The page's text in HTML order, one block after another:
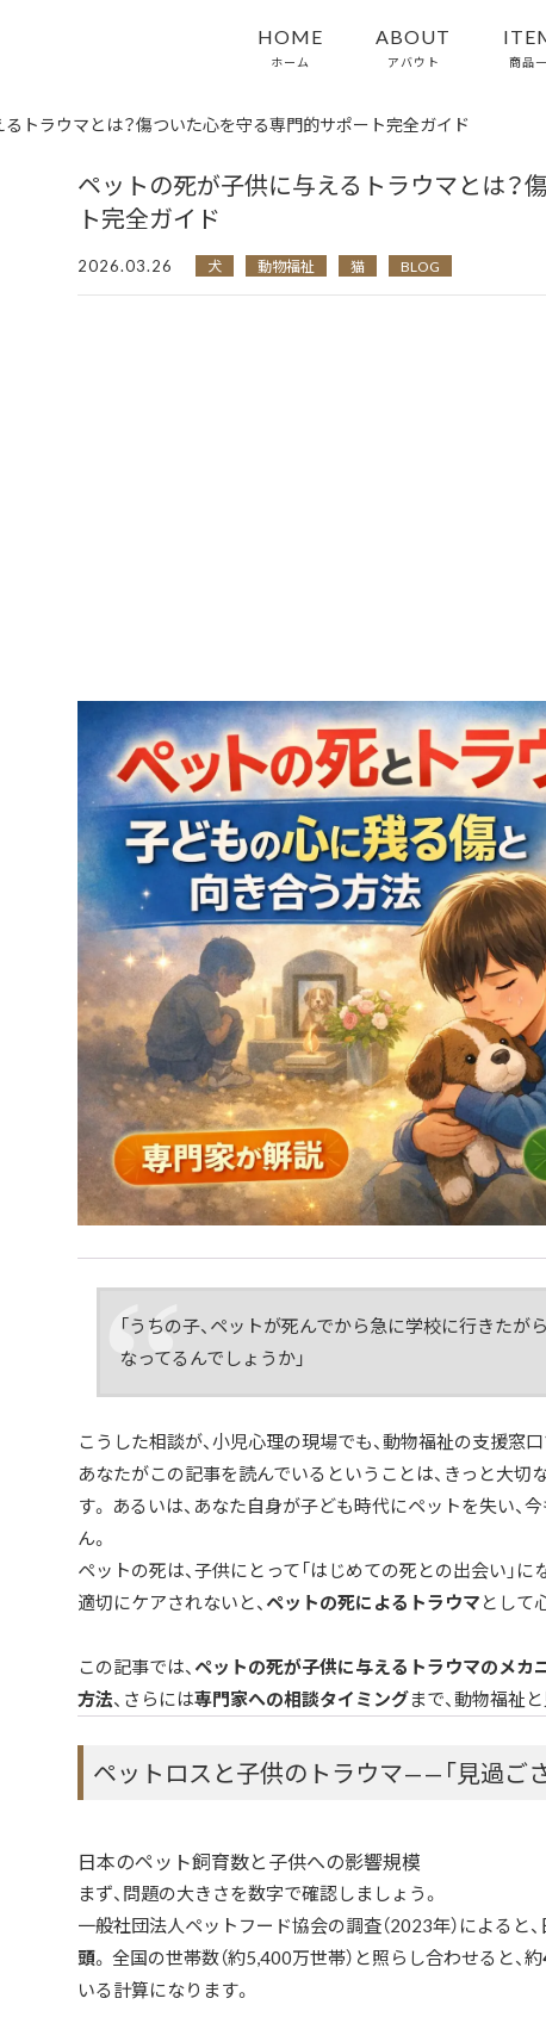
HOME
ホーム
ABOUT
アバウト 商品
トラウマとは？傷ついた心を守る専門的サポート完全ガイド
ペットの死が子供に与えるトラウマとは？
ト完全ガイド
2026.03.26 犬 動物福祉 猫 BLOG
「うちの子、ペットが死んでから急に学校に行きた
なってるんでしょうか」
こうした相談が、小児心理の現場でも、動物福祉の支援窓口
あなたがこの記事を読んでいるということは、きっと大
す。 あるいは、あなた自身が子ども時代にペットを失い、
ん。
ペットの死は、子供にとって「はじめての死との出会い」
適切にケアされないと、ペットの死によるトラウマとして
この記事では、ペットの死が子供に与えるトラウマのメカ
方法、さらには専門家への相談タイミングまで、動物福祉
ペットロスと子供のトラウマ——「見過ご
日本のペット飼育数と子供への影響規模
まず、問題の大きさを数字で確認しましょう。
一般社団法人ペットフード協会の調査（2023年）によると
頭。 全国の世帯数（約5,400万世帯）と照らし合わせると、約
いる計算になります。